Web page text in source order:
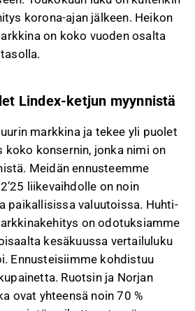
korona-ajan jälkeen. Heikon
on koko vuoden osalta
Lindex-ketjun myynnistä
markkina ja tekee yli puolet
koko konsernin, jonka nimi on
Meidän ennusteemme
liikevaihdolle on noin
paikallisissa valuutoissa. Huhti-
on odotuksiamme
kesäkuussa vertailuluku
Ennusteisiimme kohdistuu
Ruotsin ja Norjan
ovat yhteensä noin 70 %